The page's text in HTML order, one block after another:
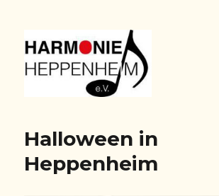
Halloween in
Heppenheim